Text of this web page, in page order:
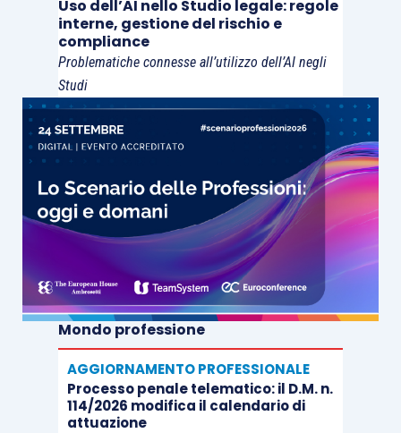
Uso dell’AI nello Studio legale: regole
interne, gestione del rischio e
compliance
Problematiche connesse all’utilizzo dell’AI negli
Studi
Mondo professione
AGGIORNAMENTO PROFESSIONALE
Processo penale telematico: il D.M. n.
114/2026 modifica il calendario di
attuazione